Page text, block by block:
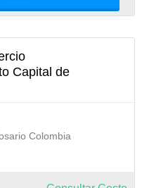
Capital de
Colombia